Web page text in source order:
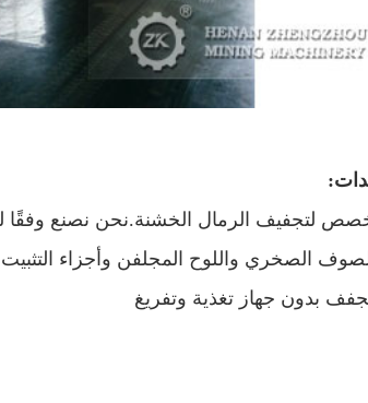
الصخري واللوح المجلفن وأجزاء
بدون جهاز تغذية وتفريغ